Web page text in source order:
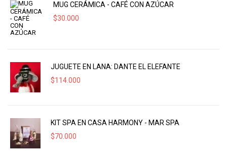
MUG CERÁMICA - CAFÉ CON AZÚCAR
$30.000
JUGUETE EN LANA: DANTE EL ELEFANTE
$114.000
KIT SPA EN CASA HARMONY - MAR SPA
$70.000